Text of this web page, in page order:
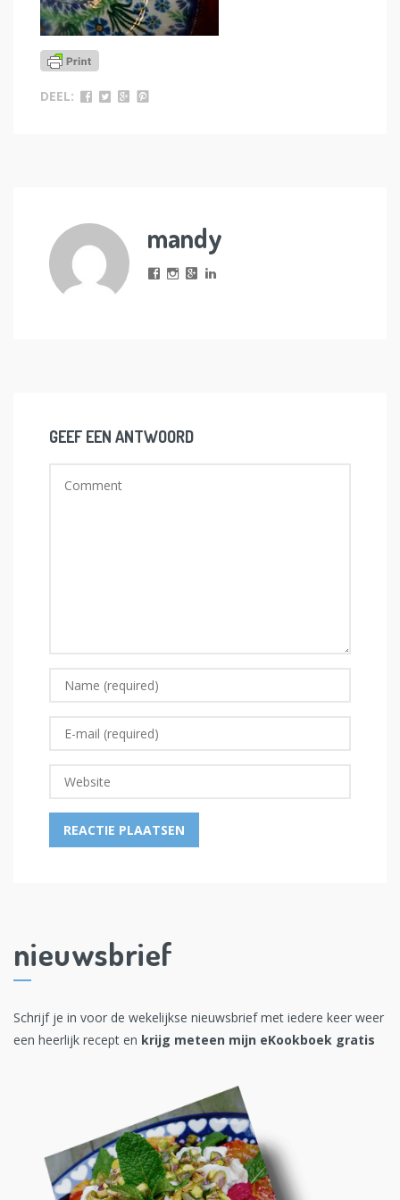
DEEL:
mandy
GEEF EEN ANTWOORD
nieuwsbrief
Schrijf je in voor de wekelijkse nieuwsbrief met iedere keer weer
een heerlijk recept en krijg meteen mijn eKookboek gratis